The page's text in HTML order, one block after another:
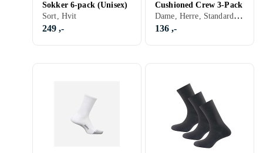
Sokker 6-pack (Unisex)
Sort, Hvit
249 ,-
Cushioned Crew 3-Pack
Dame, Herre, Standard, Sort, Hvit, Grå, Oransje
136 ,-